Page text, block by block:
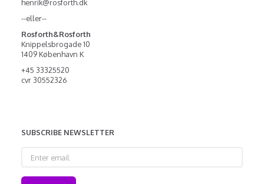
henrik@rosforth.dk
--eller--
Rosforth&Rosforth
Knippelsbrogade 10
1409 København K
+45 33325520
cvr 30552326
SUBSCRIBE NEWSLETTER
email